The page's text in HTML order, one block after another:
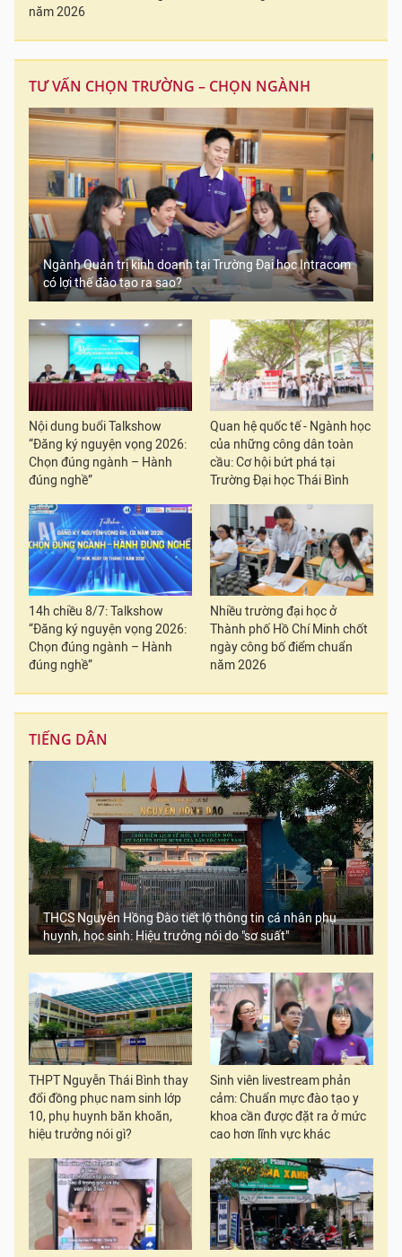
năm 2026
TƯ VẤN CHỌN TRƯỜNG – CHỌN NGÀNH
Ngành Quản trị kinh doanh tại Trường Đại học Intracom
có lợi thế đào tạo ra sao?
Nội dung buổi Talkshow
“Đăng ký nguyện vọng 2026:
Chọn đúng ngành – Hành
đúng nghề”
Quan hệ quốc tế - Ngành học
của những công dân toàn
cầu: Cơ hội bứt phá tại
Trường Đại học Thái Bình
14h chiều 8/7: Talkshow
“Đăng ký nguyện vọng 2026:
Chọn đúng ngành – Hành
đúng nghề”
Nhiều trường đại học ở
Thành phố Hồ Chí Minh chốt
ngày công bố điểm chuẩn
năm 2026
TIẾNG DÂN
THCS Nguyễn Hồng Đào tiết lộ thông tin cá nhân phụ
huynh, học sinh: Hiệu trưởng nói do "sơ suất"
THPT Nguyễn Thái Bình thay
đổi đồng phục nam sinh lớp
10, phụ huynh băn khoăn,
hiệu trưởng nói gì?
Sinh viên livestream phản
cảm: Chuẩn mực đào tạo y
khoa cần được đặt ra ở mức
cao hơn lĩnh vực khác